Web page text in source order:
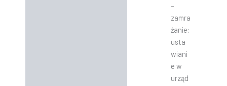
–
zamra
żanie:
usta
wiani
e w
urząd